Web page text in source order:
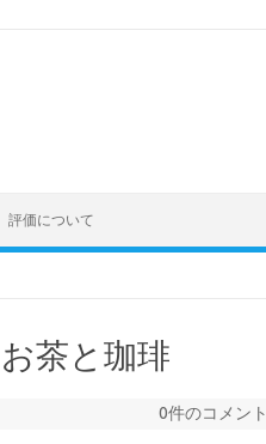
評価について
茶と珈琲
0件のコメント